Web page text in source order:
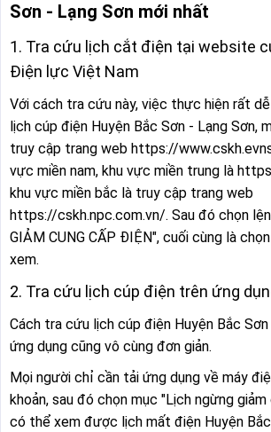
Sơn - Lạng Sơn mới nhất
1. Tra cứu lịch cắt điện tại website
Điện lực Việt Nam
Với cách tra cứu này, việc thực hiện rất
lịch cúp điện Huyện Bắc Sơn - Lạng Sơn,
truy cập trang web https://
vực miền nam, khu vực miền trung là
khu vực miền bắc là truy cập trang web
https://cskh.npc.com.vn/. Sau đó chọn
GIẢM CUNG CẤP ĐIỆN", cuối cùng là
xem.
2. Tra cứu lịch cúp điện trên ứng
Cách tra cứu lịch cúp điện Huyện Bắc
ứng dụng cũng vô cùng đơn giản.
Mọi người chỉ cần tải ứng dụng về máy
khoản, sau đó chọn mục "Lịch ngừng
có thể xem được lịch mất điện Huyện